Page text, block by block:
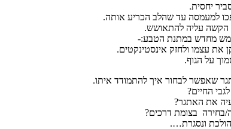
יחסית.
למעמסה עד שהלב הכריע אותה.
הקשה עליה להתאושש.
מחדש במתנת הטבע:-
את עצמו ולחזק אינסטינקטים.
על הגוף.
שאפשר לבחור איך להתמודד איתו.
החיים?
את האתגר?
בצומת דרכים?
ונסגרת….